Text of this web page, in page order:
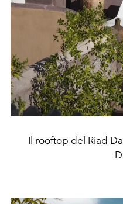
Il rooftop del Riad